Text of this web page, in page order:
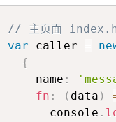
// 发送跨域消
postMessage
// 主页面
var caller =
{
    name
:
fn : ( data )
      console
.